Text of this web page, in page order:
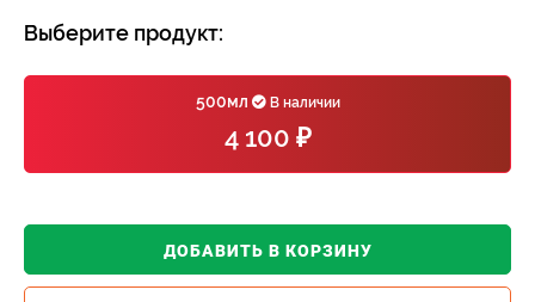
Выберите продукт:
500мл В наличии
4 100 ₽
ДОБАВИТЬ В КОРЗИНУ